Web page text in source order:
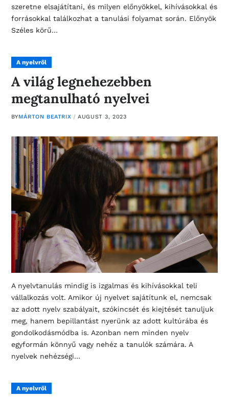
szeretne elsajátítani, és milyen előnyökkel, kihívásokkal és
forrásokkal találkozhat a tanulási folyamat során. Előnyök
Széles körű…
A nyelvről
A világ legnehezebben
megtanulható nyelvei
BYMÁRTON BEATRIX AUGUST 3, 2023
A nyelvtanulás mindig is izgalmas és kihívásokkal teli
vállalkozás volt. Amikor új nyelvet sajátítunk el, nemcsak
az adott nyelv szabályait, szókincsét és kiejtését tanuljuk
meg, hanem bepillantást nyerünk az adott kultúrába és
gondolkodásmódba is. Azonban nem minden nyelv
egyformán könnyű vagy nehéz a tanulók számára. A
nyelvek nehézségi…
A nyelvről